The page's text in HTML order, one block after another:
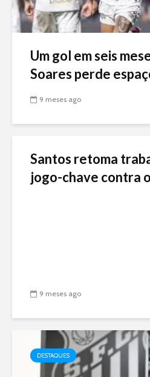
Um gol em seis
Soares perde
9 meses ago
Santos retoma
jogo-chave contra
9 meses ago
DESTAQUES